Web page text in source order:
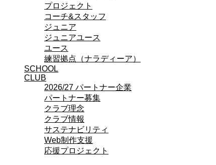
応援プロジェクト
プロジェクト
コーチ&スタッフ
ジュニア
ジュニアユース
ユース
練習拠点（ナラディーア）
SCHOOL
CLUB
2026/27 パートナー企業
パートナー募集
クラブ理念
クラブ情報
サステナビリティ
Web制作支援
応援プロジェクト